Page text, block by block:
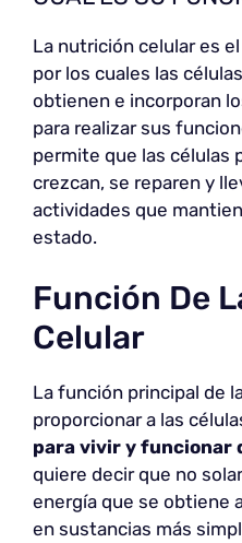
La nutrición celular es
por los cuales las
obtienen e incorporan
para realizar sus
permite que las células
crezcan, se reparen y
actividades que
estado.
Función De
Celular
La función principal de
proporcionar a las
para vivir y funcionar
quiere decir que no
energía que se obtiene
en sustancias más